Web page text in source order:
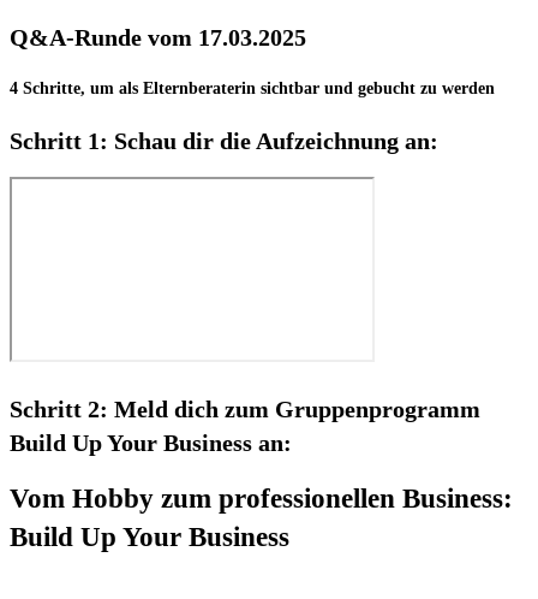
Q&A-Runde vom 17.03.2025
4 Schritte, um als Elternberaterin sichtbar und gebucht zu werden
Schritt 1: Schau dir die Aufzeichnung an:
Schritt 2: Meld dich zum Gruppenprogramm
Build Up Your Business an:
Vom Hobby zum professionellen Business:
Build Up Your Business